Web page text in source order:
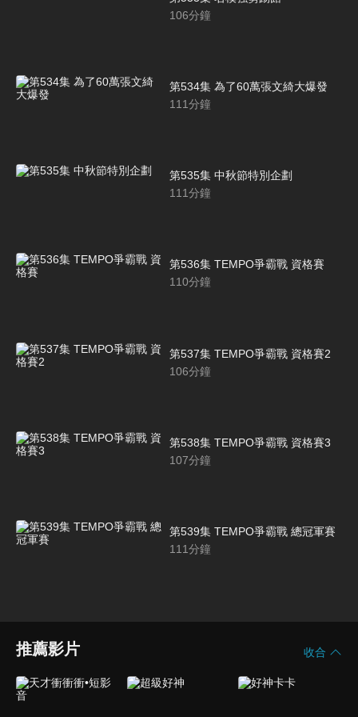
106分鐘
第534集 為了60萬張文綺大爆發
111分鐘
第535集 中秋節特別企劃
111分鐘
第536集 TEMPO爭霸戰 資格賽
110分鐘
第537集 TEMPO爭霸戰 資格賽2
106分鐘
第538集 TEMPO爭霸戰 資格賽3
107分鐘
第539集 TEMPO爭霸戰 總冠軍賽
111分鐘
推薦影片 收合